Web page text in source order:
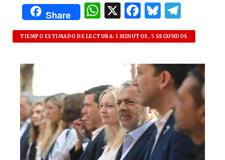
Share
W
h
at
p
p
X F
a
c
e
b
o
o
k
B
lu
es
k
y
el
e
g
ra
m
TIEMPO ESTIMADO DE LECTURA: 1 MINUTOS, 5 SEGUNDOS